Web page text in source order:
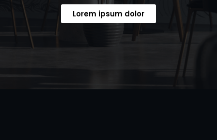
Lorem ipsum dolor